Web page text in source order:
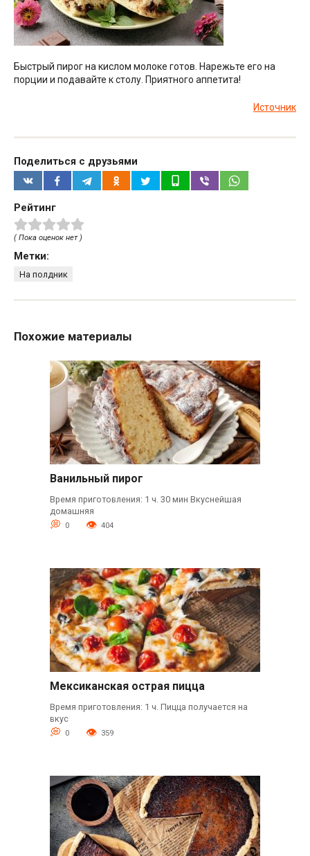
Быстрый пирог на кислом молоке готов. Нарежьте его на
порции и подавайте к столу. Приятного аппетита!
Источник
Поделиться с друзьями
Рейтинг
( Пока оценок нет )
Метки:
На полдник
Похожие материалы
Ванильный пирог
Время приготовления: 1 ч. 30 мин Вкуснейшая
домашняя
0 404
Мексиканская острая пицца
Время приготовления: 1 ч. Пицца получается на
вкус
0 359